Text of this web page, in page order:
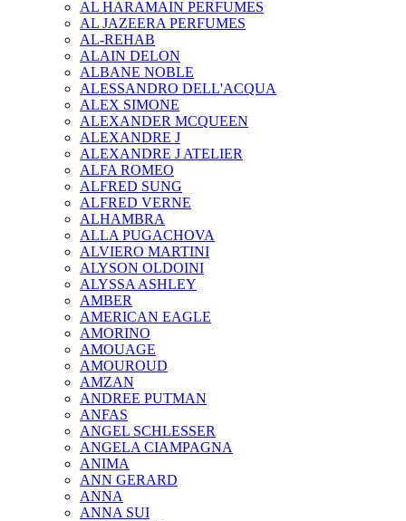
AL HARAMAIN PERFUMES
AL JAZEERA PERFUMES
AL-REHAB
ALAIN DELON
ALBANE NOBLE
ALESSANDRO DELL'ACQUA
ALEX SIMONE
ALEXANDER MCQUEEN
ALEXANDRE J
ALEXANDRE J ATELIER
ALFA ROMEO
ALFRED SUNG
ALFRED VERNE
ALHAMBRA
ALLA PUGACHOVA
ALVIERO MARTINI
ALYSON OLDOINI
ALYSSA ASHLEY
AMBER
AMERICAN EAGLE
AMORINO
AMOUAGE
AMOUROUD
AMZAN
ANDREE PUTMAN
ANFAS
ANGEL SCHLESSER
ANGELA CIAMPAGNA
ANIMA
ANN GERARD
ANNA
ANNA SUI